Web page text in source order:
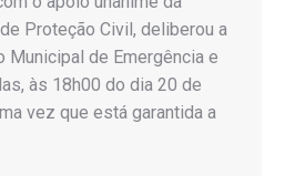
Proteção Civil, deliberou a
Municipal de Emergência e
às 18h00 do dia 20 de
vez que está garantida a